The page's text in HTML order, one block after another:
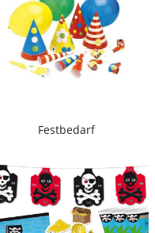
Festbedarf